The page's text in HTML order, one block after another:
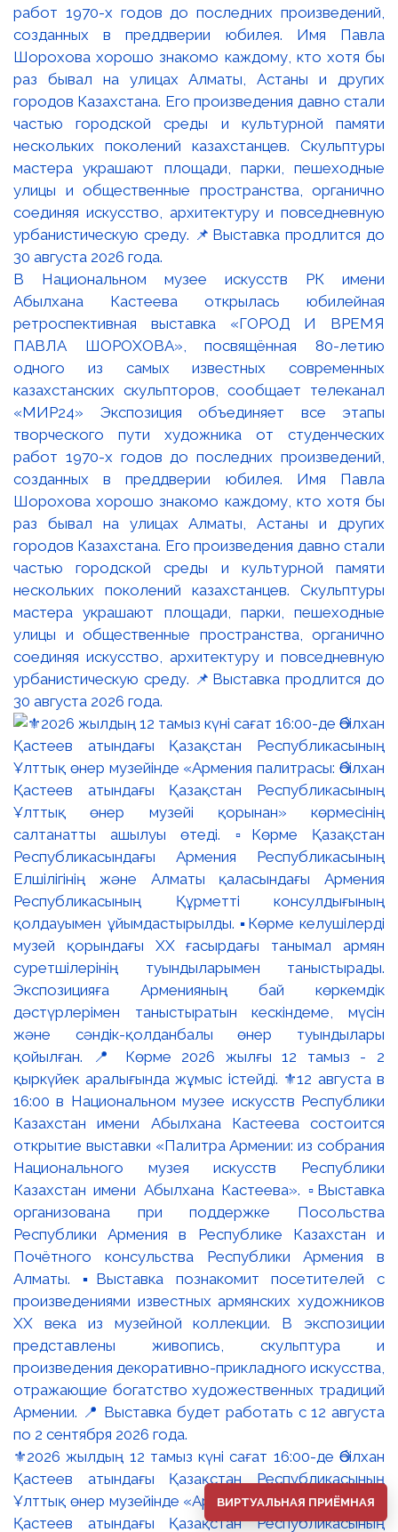
В Национальном музее искусств РК имени
Абылхана Кастеева открылась юбилейная
ретроспективная выставка «ГОРОД И ВРЕМЯ
ПАВЛА ШОРОХОВА», посвящённая 80-летию
одного из самых известных современных
казахстанских скульпторов, сообщает телеканал
«МИР24» Экспозиция объединяет все этапы
творческого пути художника от студенческих
работ 1970-х годов до последних произведений,
созданных в преддверии юбилея. Имя Павла
Шорохова хорошо знакомо каждому, кто хотя бы
раз бывал на улицах Алматы, Астаны и других
городов Казахстана. Его произведения давно стали
частью городской среды и культурной памяти
нескольких поколений казахстанцев. Скульптуры
мастера украшают площади, парки, пешеходные
улицы и общественные пространства, органично
соединяя искусство, архитектуру и повседневную
урбанистическую среду. 📌Выставка продлится до
30 августа 2026 года.
⚜️2026 жылдың 12 тамыз күні сағат 16:00-де Әбілхан
Қастеев атындағы Қазақстан Республикасының
Ұлттық өнер музейінде «Армения палитрасы: Әбілхан
Қастеев атындағы Қазақстан Республикасының
ВИРТУАЛЬНАЯ ПРИЁМНАЯ